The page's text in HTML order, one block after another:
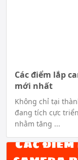
Các điểm lắp
mới nhất
Không chỉ tại
đang tích cực
nhằm tăng ...